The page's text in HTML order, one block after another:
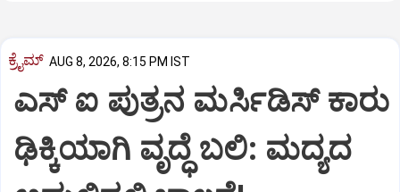
ಕ್ರೈಮ್ AUG 8, 2026, 8:15 PM IST
ಎಸ್ ಐ ಪುತ್ರನ ಮರ್ಸಿಡಿಸ್‌ ಕಾರು
ಢಿಕ್ಕಿಯಾಗಿ ವೃದ್ಧೆ ಬಲಿ: ಮದ್ಯದ